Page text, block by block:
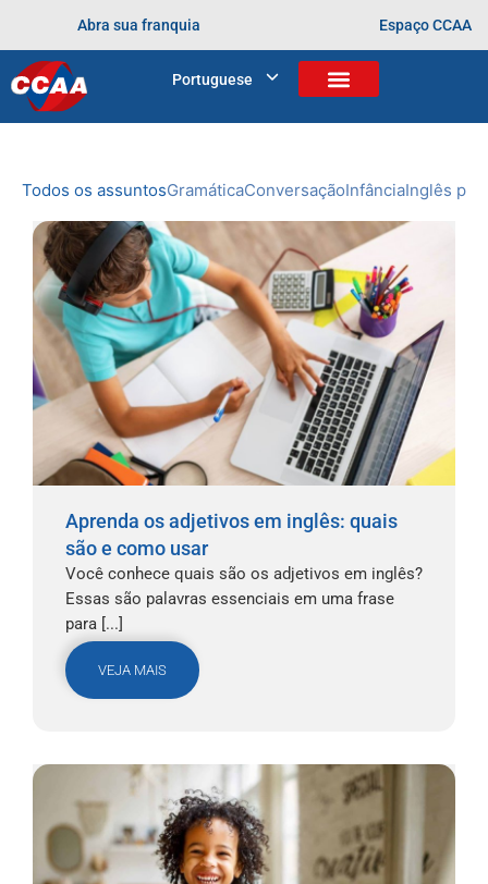
Abra sua franquia Espaço CCAA
Portuguese
Home > aprendendo desde cedo
Todos os assuntosGramáticaConversaçãoInfânciaInglês
Aprenda os adjetivos em inglês: quais
são e como usar
Você conhece quais são os adjetivos em inglês?
Essas são palavras essenciais em uma frase
para [...]
VEJA MAIS